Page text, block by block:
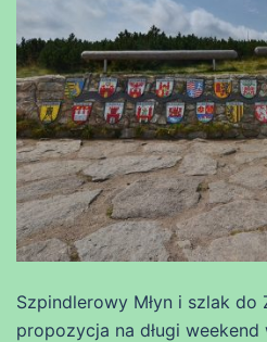
Szpindlerowy Młyn i szlak do
propozycja na długi